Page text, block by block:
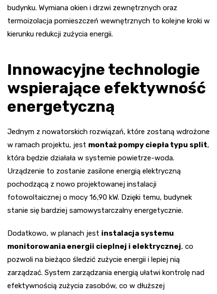
budynku. Wymiana okien i drzwi zewnętrznych oraz
termoizolacja pomieszczeń wewnętrznych to kolejne kroki w
kierunku redukcji zużycia energii.
Innowacyjne technologie
wspierające efektywność
energetyczną
Jednym z nowatorskich rozwiązań, które zostaną wdrożone
w ramach projektu, jest montaż pompy ciepła typu split,
która będzie działała w systemie powietrze-woda.
Urządzenie to zostanie zasilone energią elektryczną
pochodzącą z nowo projektowanej instalacji
fotowoltaicznej o mocy 16,90 kW. Dzięki temu, budynek
stanie się bardziej samowystarczalny energetycznie.
Dodatkowo, w planach jest instalacja systemu
monitorowania energii cieplnej i elektrycznej, co
pozwoli na bieżąco śledzić zużycie energii i lepiej nią
zarządzać. System zarządzania energią ułatwi kontrolę nad
efektywnością zużycia zasobów, co w dłuższej